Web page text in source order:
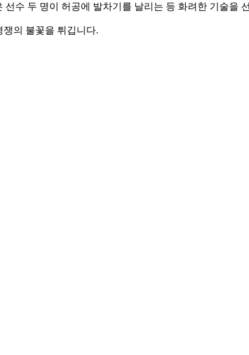
수 두 명이 허공에 발차기를 날리는 등 화려한 기술을
의 불꽃을 튀깁니다.